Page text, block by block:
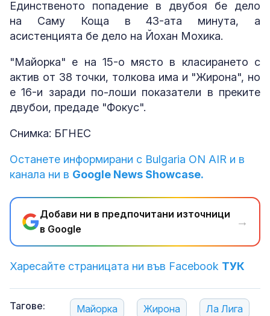
Единственото попадение в двубоя бе дело
на Саму Коща в 43-ата минута, а
асистенцията бе дело на Йохан Мохика.
"Майорка" е на 15-о място в класирането с
актив от 38 точки, толкова има и "Жирона", но
е 16-и заради по-лоши показатели в преките
двубои, предаде "Фокус".
Снимка: БГНЕС
Останете информирани с Bulgaria ON AIR и в
канала ни в Google News Showcase.
Добави ни в предпочитани източници
в Google
→
Харесайте страницата ни във Facebook ТУК
Тагове: Майорка Жирона Ла Лига